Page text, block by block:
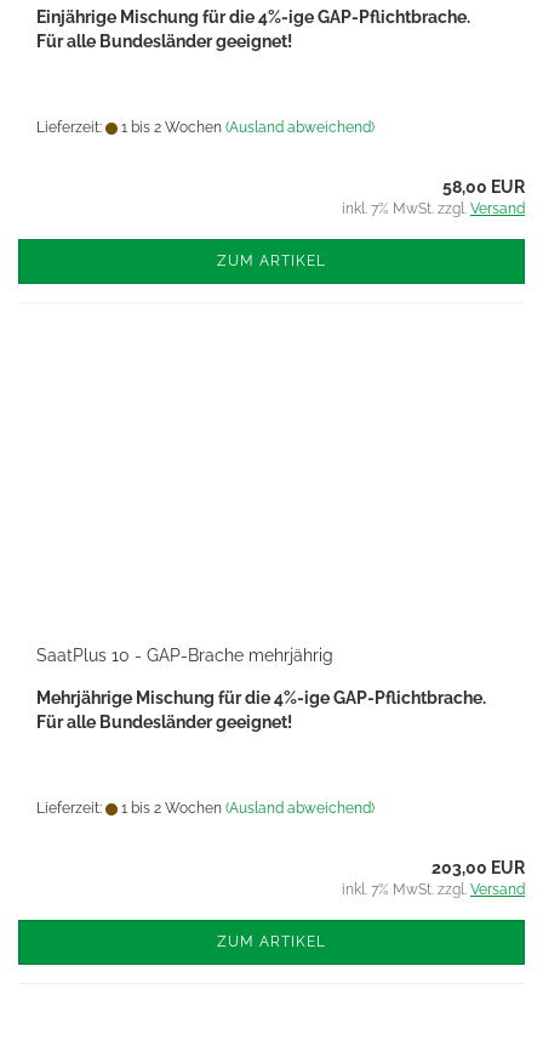
Einjährige Mischung für die 4%-ige GAP-Pflichtbrache.
Für alle Bundesländer geeignet!
Lieferzeit: 1 bis 2 Wochen (Ausland abweichend)
58,00 EUR
inkl. 7% MwSt. zzgl. Versand
ZUM ARTIKEL
SaatPlus 10 - GAP-Brache mehrjährig
Mehrjährige Mischung für die 4%-ige GAP-Pflichtbrache.
Für alle Bundesländer geeignet!
Lieferzeit: 1 bis 2 Wochen (Ausland abweichend)
203,00 EUR
inkl. 7% MwSt. zzgl. Versand
ZUM ARTIKEL